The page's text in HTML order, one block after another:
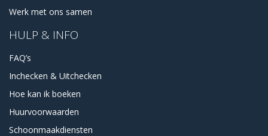
Werk met ons samen
HULP & INFO
FAQ’s
Inchecken & Uitchecken
Hoe kan ik boeken
Huurvoorwaarden
Schoonmaakdiensten